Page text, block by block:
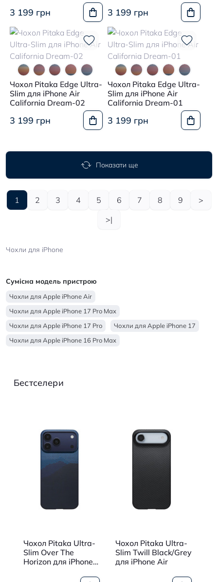
3 199 грн 3 199 грн
Чохол Pitaka Edge Ultra-
Slim для iPhone Air
California Dream-02
3 199 грн
Чохол Pitaka Edge Ultra-
Slim для iPhone Air
California Dream-01
3 199 грн
Показати ще
1 2 3 4 5 6 7 8 9
>
>|
Чохли для iPhone
Сумісна модель пристрою
Чохли для Apple iPhone Air
Чохли для Apple iPhone 17 Pro Max
Чохли для Apple iPhone 17 Pro
Чохли для Apple iPhone 17
Чохли для Apple iPhone 16 Pro Max
Чохли для Apple iPhone 15 Pro
Бестселери
Чохол Pitaka Ultra-
Slim Over The
Horizon для iPhone
Чохол Pitaka Ultra-
Slim Twill Black/Grey
для iPhone Air